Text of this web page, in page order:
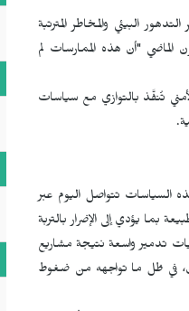
البيئي والمخاطر المترتبة
"أن هذه الممارسات لم
تُنفَّذ بالتوازي مع سياسات
السياسات تتواصل اليوم عبر
بما يؤدي إلى الإضرار بالتربة
تدمير واسعة نتيجة مشاريع
في ظل ما تواجهه من ضغوط